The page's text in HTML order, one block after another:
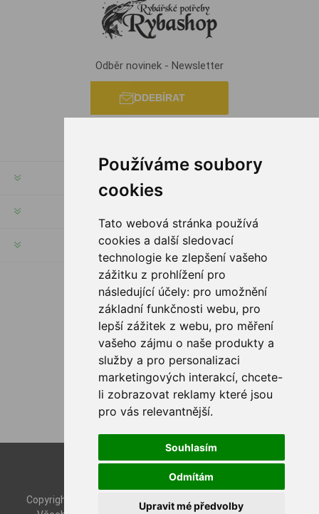
Používáme soubory
cookies
Tato webová stránka používá
cookies a další sledovací
technologie ke zlepšení vašeho
zážitku z prohlížení pro
následující účely: pro umožnění
základní funkčnosti webu, pro
lepší zážitek z webu, pro měření
vašeho zájmu o naše produkty a
služby a pro personalizaci
marketingových interakcí, chcete-
li zobrazovat reklamy které jsou
pro vás relevantnější.
Souhlasím
Odmítám
Upravit mé předvolby
Odběr novinek - Newsletter
ODEBÍRAT
INFORMACE
SLEDUJTE NÁS
MOŽNOSTI PLATBY
Nop-Templates.com
Copyright © 2026 Rybashop CZ. Všechna práva vyhrazena.